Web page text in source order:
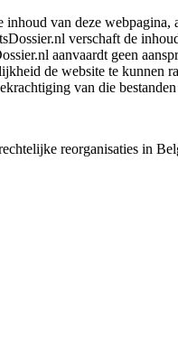
van deze
verschaft de
aanvaardt geen
de website te kunnen
van die
reorganisaties in